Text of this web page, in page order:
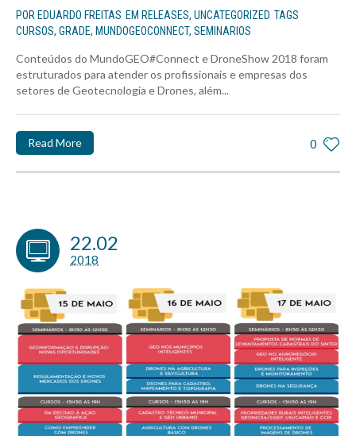
POR EDUARDO FREITAS EM RELEASES, UNCATEGORIZED TAGS
CURSOS, GRADE, MUNDOGEOCONNECT, SEMINARIOS
Conteúdos do MundoGEO#Connect e DroneShow 2018 foram
estruturados para atender os profissionais e empresas dos
setores de Geotecnologia e Drones, além...
0
Read More
22.02
2018